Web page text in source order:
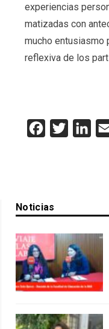
experiencias
matizadas con
mucho entusiasmo
reflexiva de los
Facebook
Twitter
Noticias